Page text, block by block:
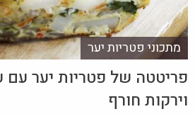
מתכוני פטריות יער
פריטטה של פטריות יער עם
וירקות חורף